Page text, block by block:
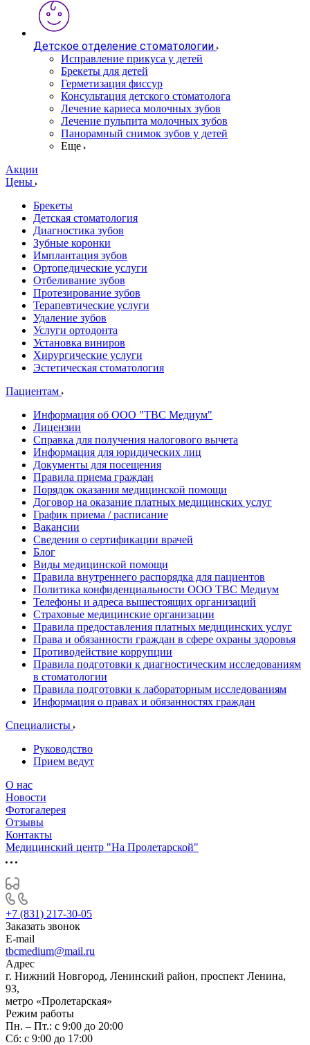
Детское отделение стоматологии
Исправление прикуса у детей
Брекеты для детей
Герметизация фиссур
Консультация детского стоматолога
Лечение кариеса молочных зубов
Лечение пульпита молочных зубов
Панорамный снимок зубов у детей
Еще
Акции
Цены
Брекеты
Детская стоматология
Диагностика зубов
Зубные коронки
Имплантация зубов
Ортопедические услуги
Отбеливание зубов
Протезирование зубов
Терапевтические услуги
Удаление зубов
Услуги ортодонта
Установка виниров
Хирургические услуги
Эстетическая стоматология
Пациентам
Информация об ООО "ТВС Медиум"
Лицензии
Справка для получения налогового вычета
Информация для юридических лиц
Документы для посещения
Правила приема граждан
Порядок оказания медицинской помощи
Договор на оказание платных медицинских услуг
График приема / расписание
Вакансии
Сведения о сертификации врачей
Блог
Виды медицинской помощи
Правила внутреннего распорядка для пациентов
Политика конфиденциальности ООО ТВС Медиум
Телефоны и адреса вышестоящих организаций
Страховые медицинские организации
Правила предоставления платных медицинских услуг
Права и обязанности граждан в сфере охраны здоровья
Противодействие коррупции
Правила подготовки к диагностическим исследованиям
в стоматологии
Правила подготовки к лабораторным исследованиям
Информация о правах и обязанностях граждан
Специалисты
Руководство
Прием ведут
О нас
Новости
Фотогалерея
Отзывы
Контакты
Медицинский центр "На Пролетарской"
+7 (831) 217-30-05
Заказать звонок
E-mail
tbcmedium@mail.ru
Адрес
г. Нижний Новгород, Ленинский район, проспект Ленина,
93,
метро «Пролетарская»
Режим работы
Пн. – Пт.: с 9:00 до 20:00
Cб: с 9:00 до 17:00